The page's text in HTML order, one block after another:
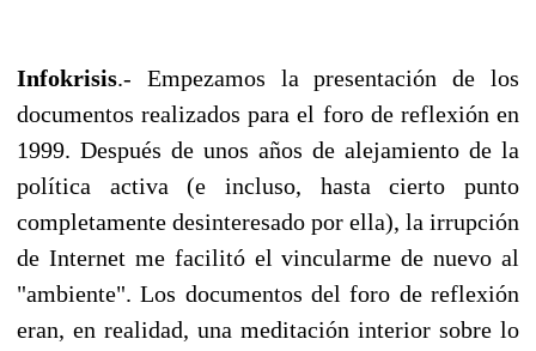
Infokrisis.- Empezamos la presentación de los
documentos realizados para el foro de reflexión en
1999. Después de unos años de alejamiento de la
política activa (e incluso, hasta cierto punto
completamente desinteresado por ella), la irrupción
de Internet me facilitó el vincularme de nuevo al
"ambiente". Los documentos del foro de reflexión
eran, en realidad, una meditación interior sobre lo